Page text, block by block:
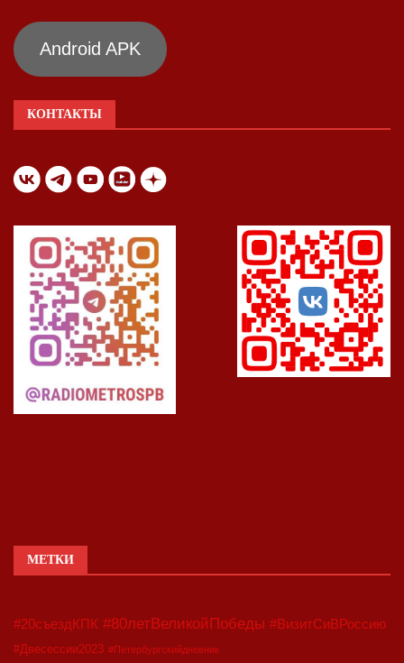
Android APK
КОНТАКТЫ
МЕТКИ
#20съездКПК #80летВеликойПобеды #ВизитСиВРоссию
#Двесессии2023 #Петербургскийдневник